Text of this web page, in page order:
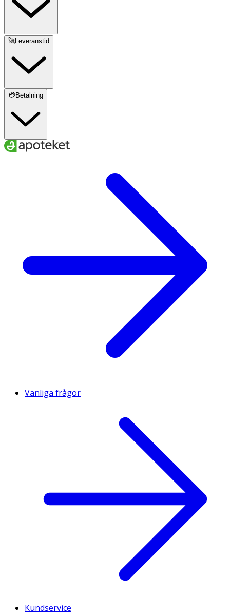
🚀Leveranstid
💳Betalning
Vanliga frågor
Kundservice